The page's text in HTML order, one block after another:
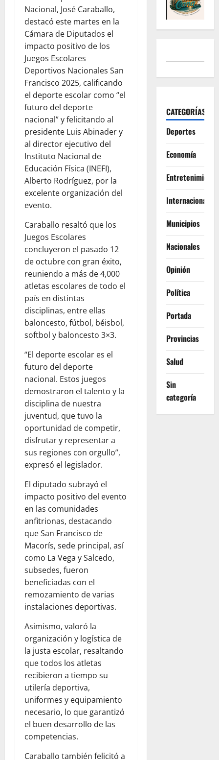
Nacional, José Caraballo,
destacó este martes en la
Cámara de Diputados el
impacto positivo de los
Juegos Escolares
Deportivos Nacionales San
Francisco 2025, calificando
el deporte escolar como “el
futuro del deporte
nacional” y felicitando al
presidente Luis Abinader y
al director ejecutivo del
Instituto Nacional de
Educación Física (INEFI),
Alberto Rodríguez, por la
excelente organización del
evento.
Caraballo resaltó que los
Juegos Escolares
concluyeron el pasado 12
de octubre con gran éxito,
reuniendo a más de 4,000
atletas escolares de todo el
país en distintas
disciplinas, entre ellas
baloncesto, fútbol, béisbol,
softbol y baloncesto 3×3.
“El deporte escolar es el
futuro del deporte
nacional. Estos juegos
demostraron el talento y la
disciplina de nuestra
juventud, que tuvo la
oportunidad de competir,
disfrutar y representar a
sus regiones con orgullo”,
expresó el legislador.
El diputado subrayó el
impacto positivo del evento
en las comunidades
anfitrionas, destacando
que San Francisco de
Macorís, sede principal, así
como La Vega y Salcedo,
subsedes, fueron
beneficiadas con el
remozamiento de varias
instalaciones deportivas.
Asimismo, valoró la
organización y logística de
la justa escolar, resaltando
que todos los atletas
recibieron a tiempo su
utilería deportiva,
uniformes y equipamiento
necesario, lo que garantizó
el buen desarrollo de las
competencias.
Caraballo también felicitó a
CATEGORÍAS
Deportes
Economía
Entretenimiento
Internacionales
Municipios
Nacionales
Opinión
Política
Portada
Provincias
Salud
Sin
categoría